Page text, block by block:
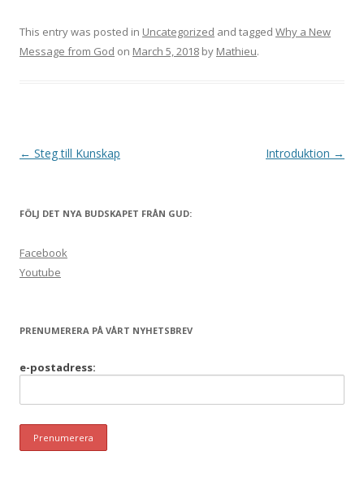
This entry was posted in Uncategorized and tagged Why a New
Message from God on March 5, 2018 by Mathieu.
Post
← Steg till Kunskap Introduktion →
FÖLJ DET NYA BUDSKAPET FRÅN GUD:
Facebook
Youtube
PRENUMERERA PÅ VÅRT NYHETSBREV
e-postadress: